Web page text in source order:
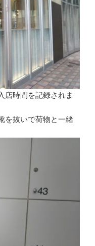
店時間を記録されま
を抜いで荷物と一緒